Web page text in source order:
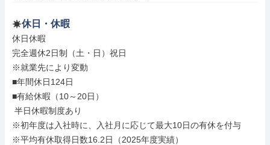
休日・休暇
休日休暇
完全週休2日制（土・日）祝日
※就業先により変動
■年間休日124日
■有給休暇（10～20日）
※初年度は入社時に、入社月に応じて最大10日の有休を付与
※平均有休取得日数16.2日（2025年度実績）